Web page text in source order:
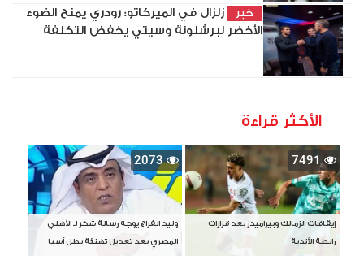
خبر
زلزال في الميركاتو: رودري يمنح الضوء
الأخضر لبرشلونة وسيتي يخفض التكلفة
الأكثر قراءة
7491
إيقافات الزمالك وبيراميدز بعد قرارات
رابطة الأندية
2073
وليد الفراج يوجه رسالة شكر لـ الأهلي
المصري بعد تعديل تهنئة بطل آسيا